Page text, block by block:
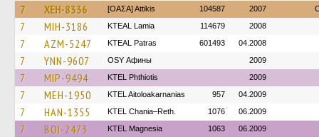
7 XEH-8336 [ΟΑΣΑ] Αttikis 104587 2007
7 MIH-3186 KTEAL Lamia 114679 2008
7 AZM-5247 KTEAL Patras 601493 04.2008
7 YNN-9607 OSY Афины 2009
7 MIP-9494 ΚΤΕL Phthiotis 2009
7 MEH-1950 KTEL Aitoloakarnanias 957 04.2009
7 HAN-1355 KTEL Chania–Reth. 1076 06.2009
7 BOI-2473 ΚΤΕL Magnesia 1063 06.2009